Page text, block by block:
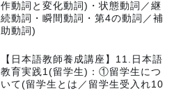
作動詞と変化動詞)・状態動詞／継
続動詞・瞬間動詞・第4の動詞／補
助動詞)
【日本語教師養成講座】11.日本語
教育実践1(留学生)：①留学生につ
いて(留学生とは／留学生受入れ10